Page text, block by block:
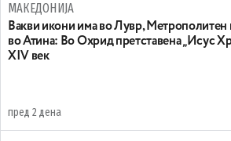
МАКЕДОНИЈА
Вакви икони има во Лувр, Метрополитен
во Атина: Во Охрид претставена „Исус
XIV век
пред 2 дена